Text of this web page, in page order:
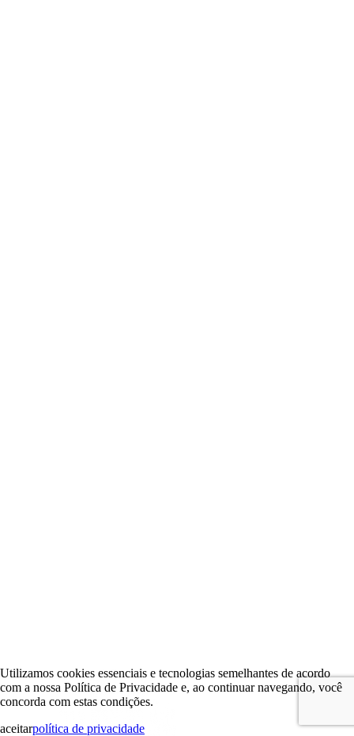
Utilizamos cookies essenciais e tecnologias semelhantes de acordo
com a nossa Política de Privacidade e, ao continuar navegando, você
concorda com estas condições.
aceitarpolítica de privacidade